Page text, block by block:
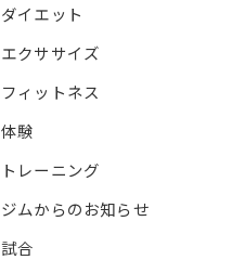
ダイエット
エクササイズ
フィットネス
体験
トレーニング
ジムからのお知らせ
試合